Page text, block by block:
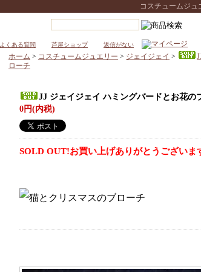
コスチュームジュ
よくある質問 芦屋ショップ 返信がない
ホーム > コスチュームジュエリー > ジェイジェイ >
ローチ
JJ ジェイジェイ ハミングバードとお花の
0円(内税)
SOLD OUT!お買い上げありがとうございま